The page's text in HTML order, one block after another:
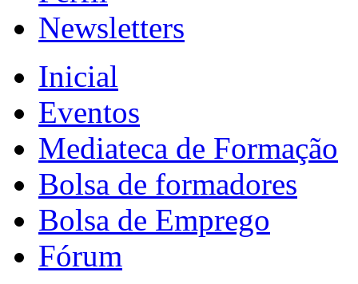
Newsletters
Inicial
Eventos
Mediateca de Formação
Bolsa de formadores
Bolsa de Emprego
Fórum